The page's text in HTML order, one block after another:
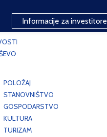
Informacije za investitore
POLOŽAJ
STANOVNIŠTVO
GOSPODARSTVO
KULTURA
TURIZAM